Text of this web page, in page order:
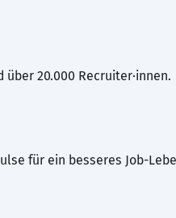
20.000 Recruiter·innen.
für ein besseres Job-